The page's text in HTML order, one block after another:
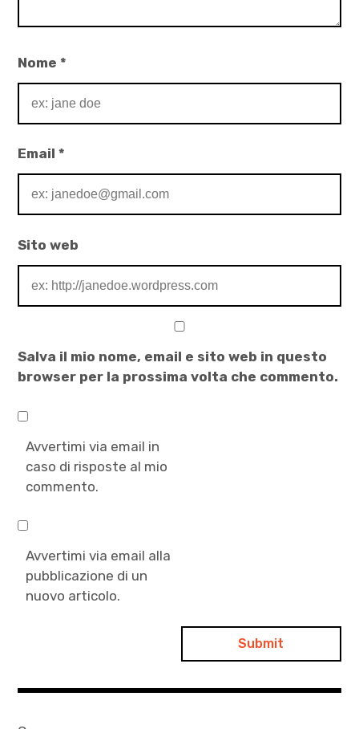
Nome*
Email*
Sito web
Salva il mio nome, email e sito web in questo
browser per la prossima volta che commento.
Avvertimi via email in
caso di risposte al mio
commento.
Avvertimi via email alla
pubblicazione di un
nuovo articolo.